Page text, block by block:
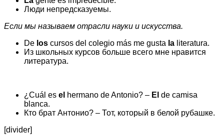
Люди непредсказуемы.
Если мы называем отрасли науки и искусства.
De los cursos del colegio más me gusta la literatura.
Из школьных курсов больше всего мне нравится
литература.
¿Cuál es el hermano de Antonio? – El de camisa
blanca.
Кто брат Антонио? – Тот, который в белой рубашке.
[divider]